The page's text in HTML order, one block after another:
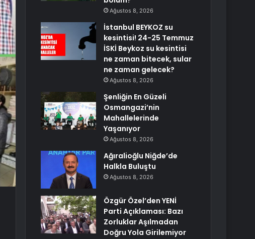
Ağustos 8, 2026
İstanbul BEYKOZ su
kesintisi! 24-25 Temmuz
İSKİ Beykoz su kesintisi
ne zaman bitecek, sular
ne zaman gelecek?
Ağustos 8, 2026
Şenliğin En Güzeli
Osmangazi’nin
Mahallelerinde
Yaşanıyor
Ağustos 8, 2026
Ağıralioğlu Niğde’de
Halkla Buluştu
Ağustos 8, 2026
Özgür Özel’den YENİ
Parti Açıklaması: Bazı
Zorluklar Aşılmadan
Doğru Yola Girilemiyor